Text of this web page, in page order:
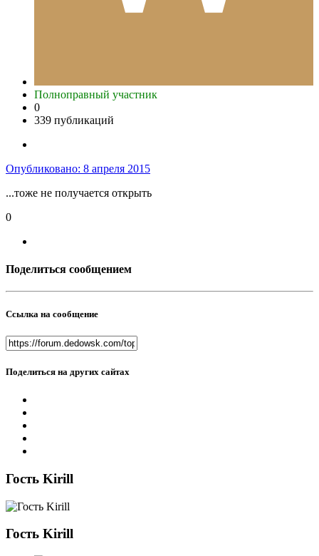
Полноправный участник
0
339 публикаций
Опубликовано: 8 апреля 2015
...тоже не получается открыть
0
Поделиться сообщением
Ссылка на сообщение
Поделиться на других сайтах
Гость Kirill
Гость Kirill